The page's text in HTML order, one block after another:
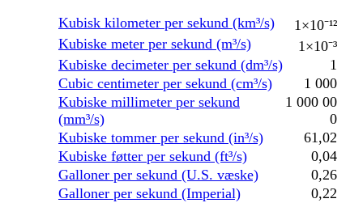
Kubisk kilometer per sekund (km³/s)
1×10⁻¹²
Kubiske meter per sekund (m³/s)
1×10⁻³
Kubiske decimeter per sekund (dm³/s)
1
Cubic centimeter per sekund (cm³/s)
1 000
Kubiske millimeter per sekund
(mm³/s)
1 000 00
0
Kubiske tommer per sekund (in³/s)
61,02
Kubiske føtter per sekund (ft³/s)
0,04
Galloner per sekund (U.S. væske)
0,26
Galloner per sekund (Imperial)
0,22